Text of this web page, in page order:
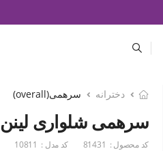
دخترانه سرهمی(overall)
سرهمی شلواری لینن
کد محصول : 81431 کد مدل : 10811